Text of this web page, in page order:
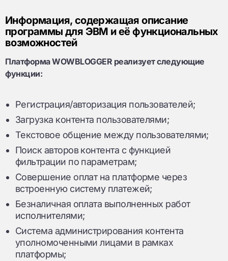
Информация, содержащая описание
программы для ЭВМ и её функциональных
возможностей
Платформа WOWBLOGGER реализует следующие
функции:
Регистрация/авторизация пользователей;
Загрузка контента пользователями;
Текстовое общение между пользователями;
Поиск авторов контента с функцией
фильтрации по параметрам;
Совершение оплат на платформе через
встроенную систему платежей;
Безналичная оплата выполненных работ
исполнителями;
Система администрирования контента
уполномоченными лицами в рамках
платформы;